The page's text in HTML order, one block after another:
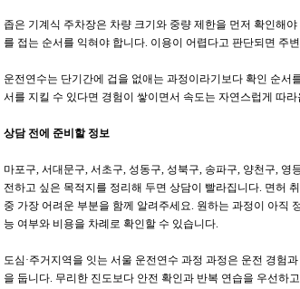
좁은 기계식 주차장은 차량 크기와 중량 제한을 먼저 확인해
를 접는 순서를 익혀야 합니다. 이용이 어렵다고 판단되면 주
운전연수는 단기간에 겁을 없애는 과정이라기보다 확인 순서
서를 지킬 수 있다면 경험이 쌓이면서 속도는 자연스럽게 따라
상담 전에 준비할 정보
마포구, 서대문구, 서초구, 성동구, 성북구, 송파구, 양천구,
전하고 싶은 목적지를 정리해 두면 상담이 빨라집니다. 면허
중 가장 어려운 부분을 함께 알려주세요. 원하는 과정이 아직
능 여부와 비용을 차례로 확인할 수 있습니다.
도심·주거지역을 잇는 서울 운전연수 과정 과정은 운전 경험
을 둡니다. 무리한 진도보다 안전 확인과 반복 연습을 우선하